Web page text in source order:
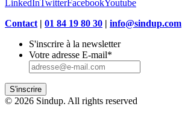
LinkedInTwitterFacebookYoutube
Contact | 01 84 19 80 30 | info@sindup.com
S'inscrire à la newsletter
Votre adresse E-mail*
S'inscrire
© 2026 Sindup. All rights reserved